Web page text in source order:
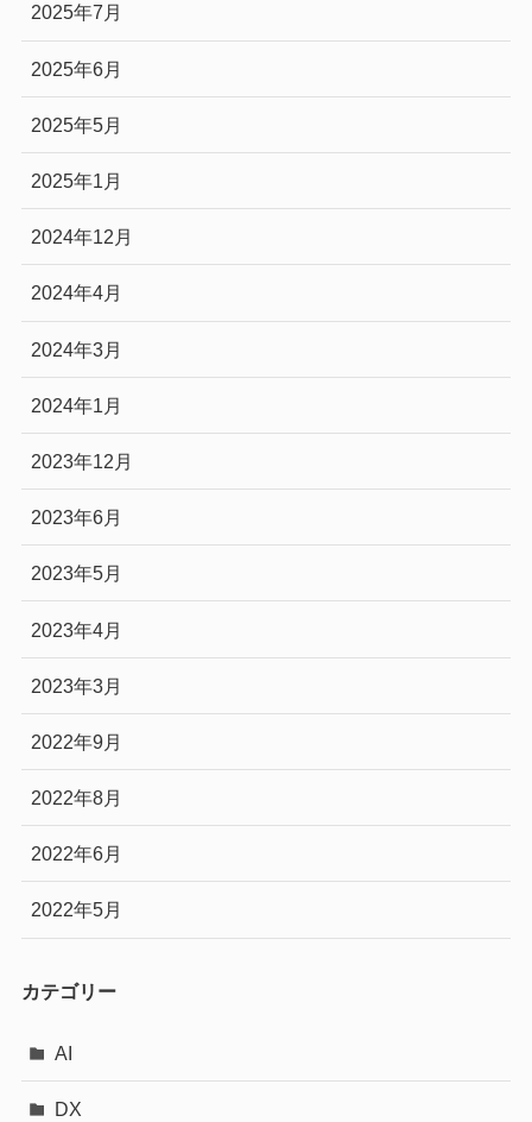
2025年7月
2025年6月
2025年5月
2025年1月
2024年12月
2024年4月
2024年3月
2024年1月
2023年12月
2023年6月
2023年5月
2023年4月
2023年3月
2022年9月
2022年8月
2022年6月
2022年5月
カテゴリー
AI
DX